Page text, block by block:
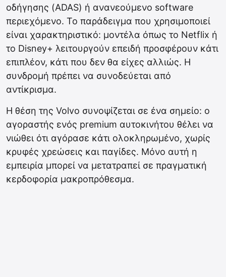
οδήγησης (ADAS) ή ανανεούμενο software
περιεχόμενο. Το παράδειγμα που χρησιμοποιεί
είναι χαρακτηριστικό: μοντέλα όπως το Netflix ή
το Disney+ λειτουργούν επειδή προσφέρουν κάτι
επιπλέον, κάτι που δεν θα είχες αλλιώς. Η
συνδρομή πρέπει να συνοδεύεται από
αντίκρισμα.
Η θέση της Volvo συνοψίζεται σε ένα σημείο: ο
αγοραστής ενός premium αυτοκινήτου θέλει να
νιώθει ότι αγόρασε κάτι ολοκληρωμένο, χωρίς
κρυφές χρεώσεις και παγίδες. Μόνο αυτή η
εμπειρία μπορεί να μετατραπεί σε πραγματική
κερδοφορία μακροπρόθεσμα.